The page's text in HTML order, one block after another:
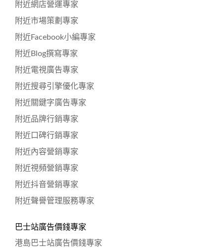
附近網店營運專家
附近市場策劃專家
附近Facebook小編專家
附近Blog撰寫專家
附近電視廣告專家
附近搜尋引擎優化專家
附近關鍵字廣告專家
附近品牌行銷專家
附近口碑行銷專家
附近內容營銷專家
附近視頻營銷專家
附近抖音營銷專家
附近聲譽管理服務專家
巴士站廣告價錢專家
港島巴士站廣告價錢專家